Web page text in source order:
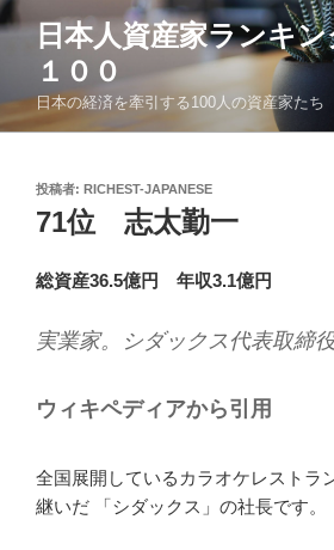
コ
ン
ツ
日本人資産家ランキ
１００
日本の経済を牽引する100人の資産家たち
投
稿
日:
投稿者: RICHEST-JAPANESE
71位 志太勤一
総資産36.5億円 年収3.1億円
実業家。シダックス代表取締
ウィキペディアから引用
全国展開しているカラオケレストラ
継いだ 「シダックス」の社長です。